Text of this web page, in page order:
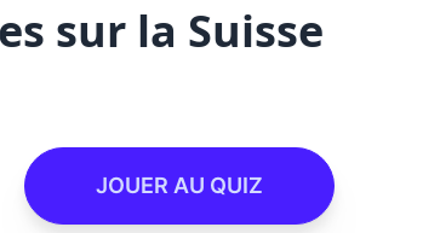
sur la Suisse
JOUER AU QUIZ